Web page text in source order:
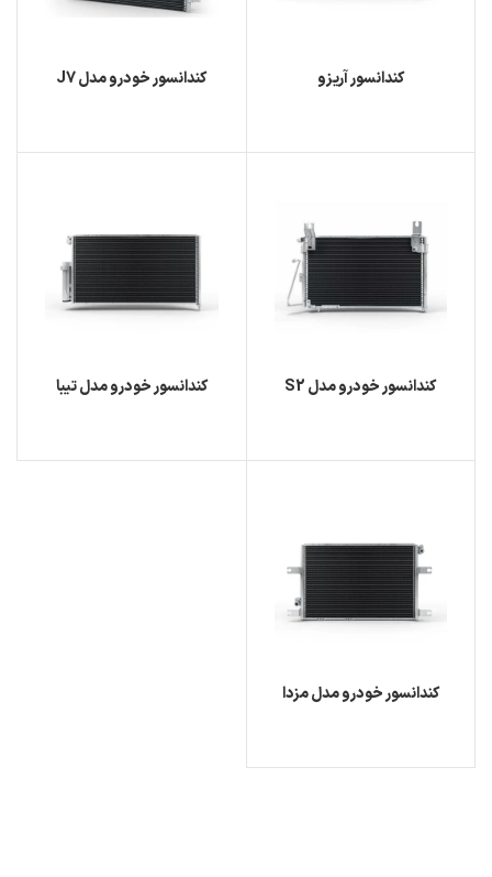
کندانسور آریزو کندانسور خودرو مدل J7
کندانسور خودرو مدل S2 کندانسور خودرو مدل تیبا
کندانسور خودرو مدل مزدا